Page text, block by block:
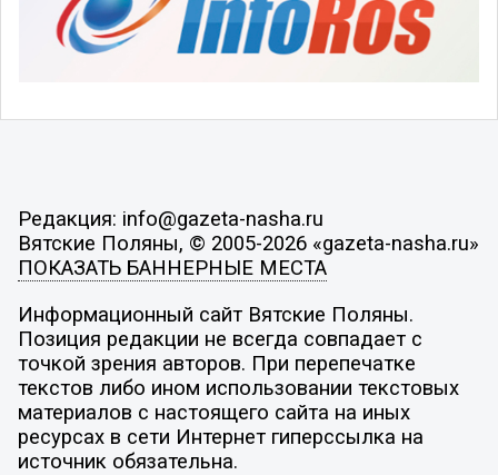
Редакция: info@gazeta-nasha.ru
Вятские Поляны, © 2005-2026 «gazeta-nasha.ru»
ПОКАЗАТЬ БАННЕРНЫЕ МЕСТА
Информационный сайт Вятские Поляны.
Позиция редакции не всегда совпадает с
точкой зрения авторов. При перепечатке
текстов либо ином использовании текстовых
материалов с настоящего сайта на иных
ресурсах в сети Интернет гиперссылка на
источник обязательна.